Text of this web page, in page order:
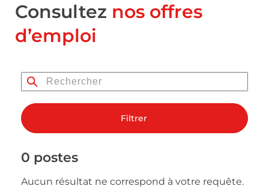
Consultez nos offres
d’emploi
Filtrer
0 postes
Aucun résultat ne correspond à votre requête.